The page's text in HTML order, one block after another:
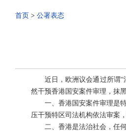
首页 > 公署表态
近日，欧洲议会通过所谓
然干预香港国安案件审理，抹
一、香港国安案件审理是
压干预特区司法机构依法审案
二、香港是法治社会，任